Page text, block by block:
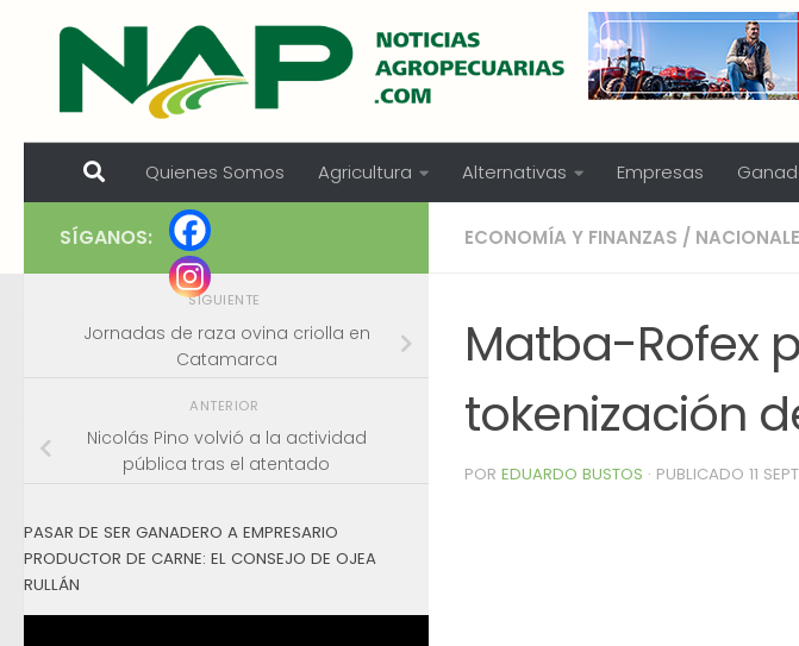
Skip to content
Quienes Somos Agricultura Alternativas Empresas
ECONOMÍA Y FINANZAS /
Matba-Rofex
tokenización
POR EDUARDO BUSTOS · PUBLICADO 11
SÍGANOS:
SIGUIENTE
Jornadas de raza ovina criolla en
Catamarca
ANTERIOR
Nicolás Pino volvió a la actividad
pública tras el atentado
PASAR DE SER GANADERO A EMPRESARIO
PRODUCTOR DE CARNE: EL CONSEJO DE OJEA
RULLÁN